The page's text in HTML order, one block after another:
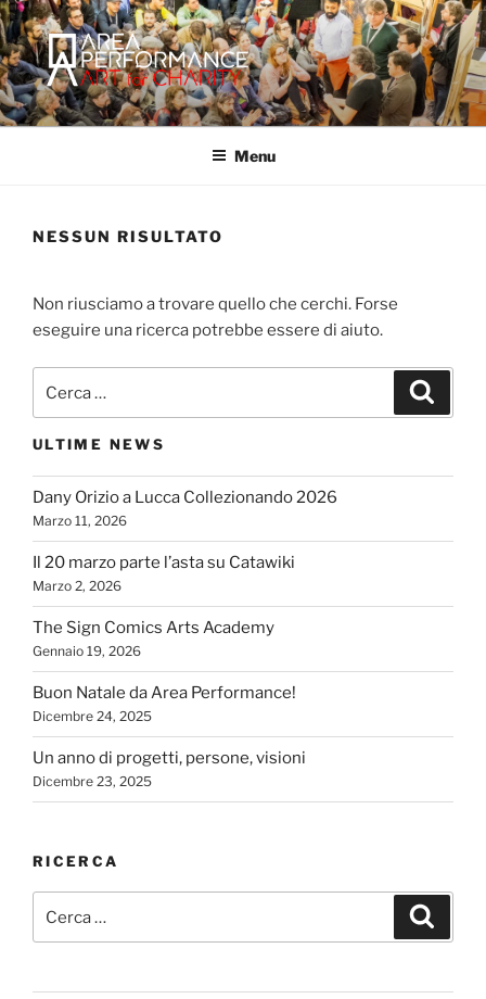
Salta
al
contenuto
AREA PERFORMANCE
Sito ufficiale della Onlus Area Performance.
Menu
NESSUN RISULTATO
Non riusciamo a trovare quello che cerchi. Forse
eseguire una ricerca potrebbe essere di aiuto.
ULTIME NEWS
Dany Orizio a Lucca Collezionando 2026
Marzo 11, 2026
Il 20 marzo parte l’asta su Catawiki
Marzo 2, 2026
The Sign Comics Arts Academy
Gennaio 19, 2026
Buon Natale da Area Performance!
Dicembre 24, 2025
Un anno di progetti, persone, visioni
Dicembre 23, 2025
RICERCA